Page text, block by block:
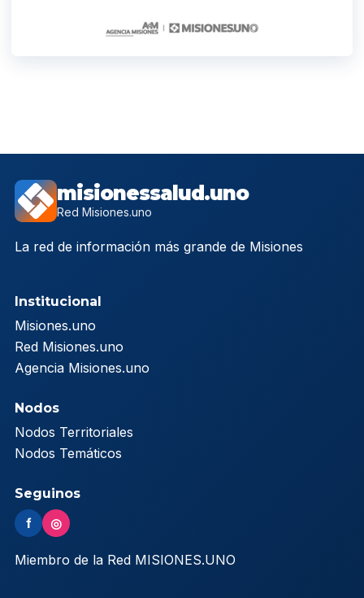
misionessalud.uno
Red Misiones.uno
La red de información más grande de Misiones
Institucional
Misiones.uno
Red Misiones.uno
Agencia Misiones.uno
Nodos
Nodos Territoriales
Nodos Temáticos
Seguinos
f ◎
Miembro de la Red MISIONES.UNO